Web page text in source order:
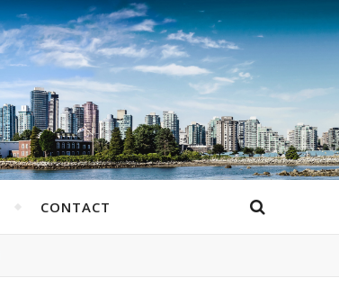
CONTACT